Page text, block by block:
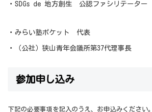
・SDGs de 地方創生 公認ファシリテーター
・みらい塾ポケット 代表
・（公社）狭山青年会議所第37代理事長
参加申し込み
下記の必要事項を記入のうえ、お申込みください。